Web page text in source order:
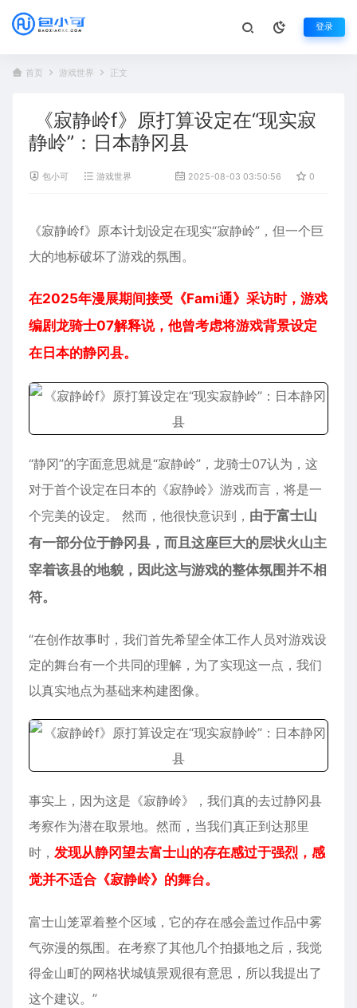
登录
首页 游戏世界 正文
《寂静岭f》原打算设定在“现实寂
静岭”：日本静冈县
包小可 游戏世界 2025-08-03 03:50:56 0
《寂静岭f》原本计划设定在现实“寂静岭”，但一个巨
大的地标破坏了游戏的氛围。
在2025年漫展期间接受《Fami通》采访时，游戏
编剧龙骑士07解释说，他曾考虑将游戏背景设定
在日本的静冈县。
“静冈”的字面意思就是“寂静岭”，龙骑士07认为，这
对于首个设定在日本的《寂静岭》游戏而言，将是一
个完美的设定。 然而，他很快意识到， 由于富士山
有一部分位于静冈县，而且这座巨大的层状火山主
宰着该县的地貌，因此这与游戏的整体氛围并不相
符。
“在创作故事时，我们首先希望全体工作人员对游戏设
定的舞台有一个共同的理解，为了实现这一点，我们
以真实地点为基础来构建图像。
事实上，因为这是《寂静岭》，我们真的去过静冈县
考察作为潜在取景地。然而，当我们真正到达那里
时， 发现从静冈望去富士山的存在感过于强烈，感
觉并不适合《寂静岭》的舞台。
富士山笼罩着整个区域，它的存在感会盖过作品中雾
气弥漫的氛围。在考察了其他几个拍摄地之后，我觉
得金山町的网格状城镇景观很有意思，所以我提出了
这个建议。”